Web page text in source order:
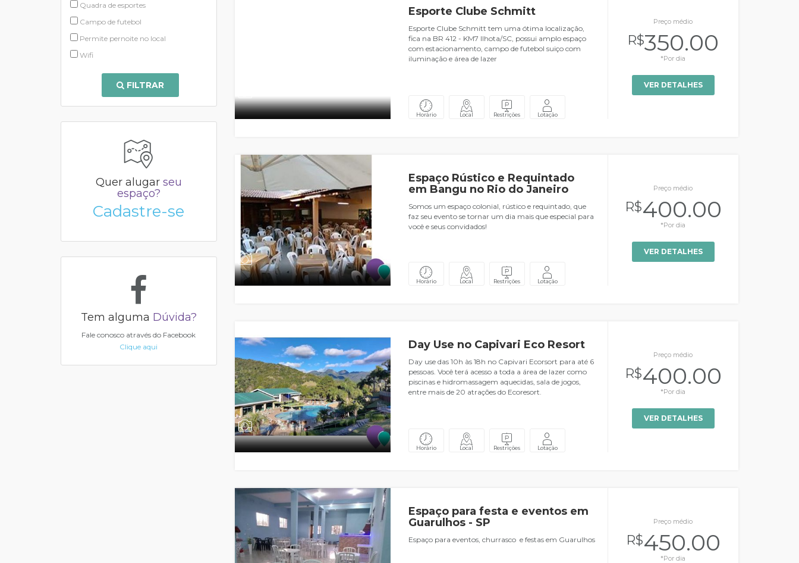
Quadra de esportes
Campo de futebol
Permite pernoite no local
Wifi
FILTRAR
Quer alugar seu
espaço?
Cadastre-se
Tem alguma Dúvida?
Fale conosco através do Facebook
Clique aqui
Esporte Clube Schmitt
Esporte Clube Schmitt tem uma ótima localização,
fica na BR 412 - KM7 Ilhota/SC, possui amplo espaço
com estacionamento, campo de futebol suiço com
iluminação e área de lazer
Horário Local Restrições Lotação
Preço médio
R$350.00
*Por dia
VER DETALHES
Espaço Rústico e Requintado
em Bangu no Rio do Janeiro
Somos um espaço colonial, rústico e requintado, que
faz seu evento se tornar um dia mais que especial para
você e seus convidados!
Horário Local Restrições Lotação
Preço médio
R$400.00
*Por dia
VER DETALHES
Day Use no Capivari Eco Resort
Day use das 10h às 18h no Capivari Ecorsort para até 6
pessoas. Você terá acesso a toda a área de lazer como
piscinas e hidromassagem aquecidas, sala de jogos,
entre mais de 20 atrações do Ecoresort.
Horário Local Restrições Lotação
Preço médio
R$400.00
*Por dia
VER DETALHES
Espaço para festa e eventos em
Guarulhos - SP
Espaço para eventos, churrasco e festas em Guarulhos
Preço médio
R$450.00
*Por dia